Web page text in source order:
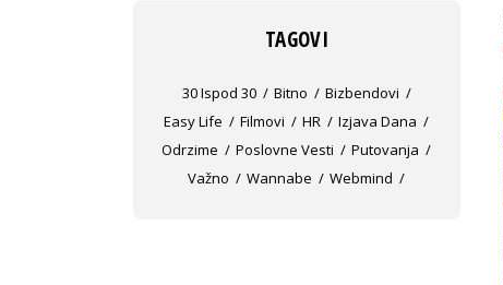
TAGOVI
30 Ispod 30 Bitno
Bizbendovi
Easy Life
Filmovi HR
Izjava Dana
Odrzime
Poslovne Vesti
Putovanja
Važno
Wannabe Webmind